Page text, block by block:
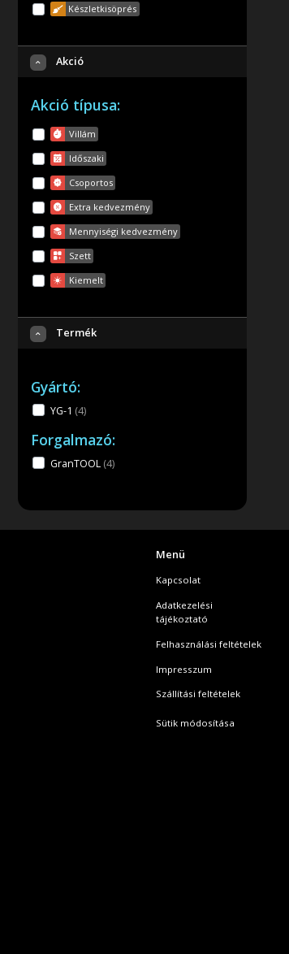
Készletkisöprés
Akció
Akció típusa:
Villám
Időszaki
Csoportos
Extra kedvezmény
Mennyiségi kedvezmény
Szett
Kiemelt
Termék
Gyártó:
YG-1 (4)
Forgalmazó:
GranTOOL (4)
Menü
Kapcsolat
Adatkezelési
tájékoztató
Felhasználási feltételek
Impresszum
Szállítási feltételek
Sütik módosítása